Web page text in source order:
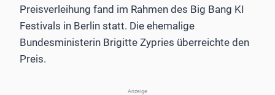
Preisverleihung fand im Rahmen des Big Bang KI
Festivals in Berlin statt. Die ehemalige
Bundesministerin Brigitte Zypries überreichte den
Preis.
Anzeige